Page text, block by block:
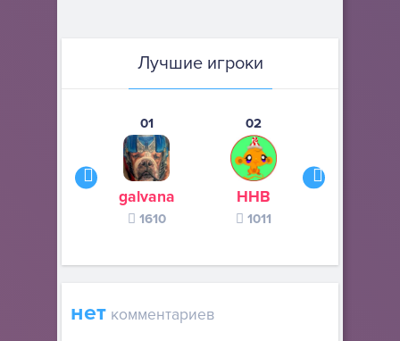
Лучшие игроки
01
galvana
1610
02
ННВ
1011
нет комментариев